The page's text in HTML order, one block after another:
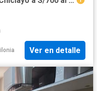
Ver en detalle